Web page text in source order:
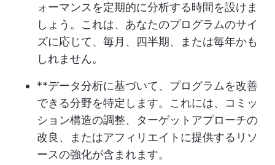
ォーマンスを定期的に分析する時間を設けま
しょう。これは、あなたのプログラムのサイ
ズに応じて、毎月、四半期、または毎年かも
しれません。
**データ分析に基づいて、プログラムを改善
できる分野を特定します。これには、コミッ
ション構造の調整、ターゲットアプローチの
改良、またはアフィリエイトに提供するリソ
ースの強化が含まれます。